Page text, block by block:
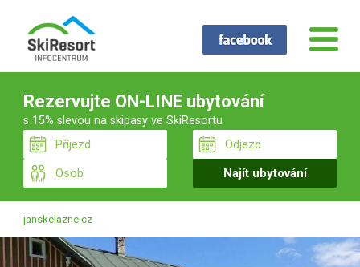
Rezervujte ON-LINE ubytování
s 15% slevou na skipasy ve SkiResortu
janskelazne.cz